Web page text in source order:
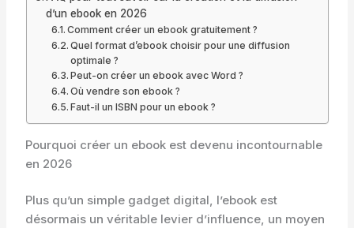
d’un ebook en 2026
Comment créer un ebook gratuitement ?
Quel format d’ebook choisir pour une diffusion
optimale ?
Peut-on créer un ebook avec Word ?
Où vendre son ebook ?
Faut-il un ISBN pour un ebook ?
Pourquoi créer un ebook est devenu incontournable
en 2026
Plus qu’un simple gadget digital, l’ebook est
désormais un véritable levier d’influence, un moyen